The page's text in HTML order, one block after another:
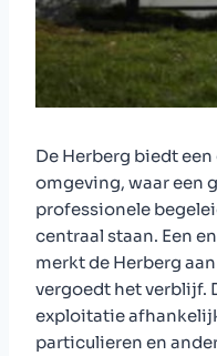
De Herberg biedt
omgeving, waar een
professionele
centraal staan. Een
merkt de Herberg
vergoedt het verblijf.
exploitatie
particulieren en